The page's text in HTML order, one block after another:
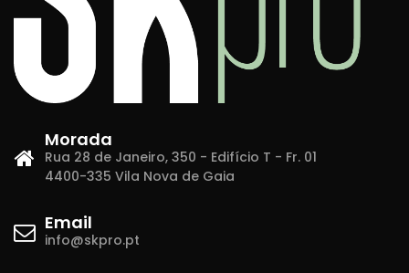
Morada
Rua 28 de Janeiro, 350 - Edifício T - Fr. 01
4400-335 Vila Nova de Gaia
Email
info@skpro.pt